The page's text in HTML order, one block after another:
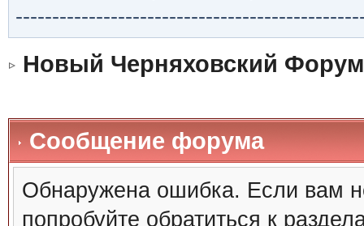
Новый Черняховский Форум
Сообщение форума
Обнаружена ошибка. Если вам
попробуйте обратиться к